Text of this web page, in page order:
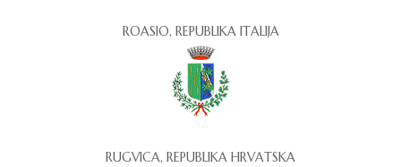
ROASIO, REPUBLIKA ITALIJA
RUGVICA, REPUBLIKA HRVATSKA